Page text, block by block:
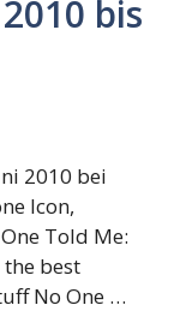
bis
2010 bei
Icon,
Told Me:
the best
No One …